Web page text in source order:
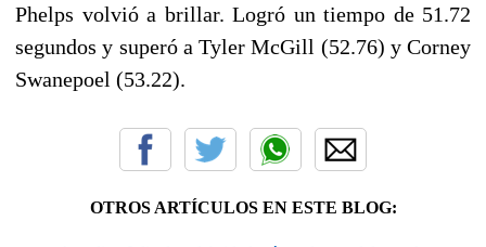
Phelps volvió a brillar. Logró un tiempo de 51.72
segundos y superó a Tyler McGill (52.76) y Corney
Swanepoel (53.22).
OTROS ARTÍCULOS EN ESTE BLOG: